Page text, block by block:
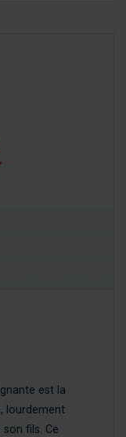
est la
lourdement
fils. Ce